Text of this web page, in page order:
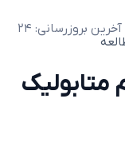
آخرین بروزرسانی: ۲۴
متابولیک